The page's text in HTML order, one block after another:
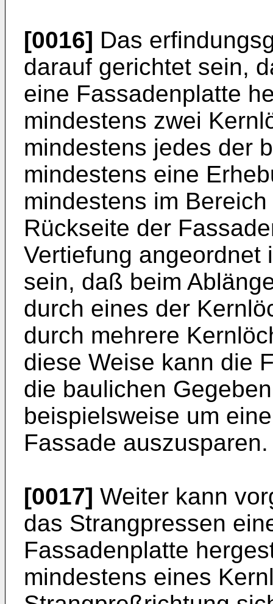
[0016] Das
darauf gerichtet sein,
eine Fassadenplatte
mindestens zwei
mindestens jedes der
mindestens eine
mindestens im
Rückseite der
Vertiefung angeordnet
sein, daß beim
durch eines der
durch mehrere
diese Weise kann die
die baulichen
beispielsweise um
Fassade auszusparen.
[0017] Weiter kann
das Strangpressen
Fassadenplatte
mindestens eines